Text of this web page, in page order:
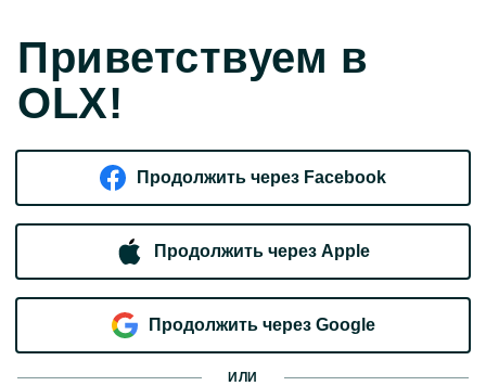
Приветствуем в
OLX!
Продолжить через Facebook
Продолжить через Apple
Продолжить через Google
ИЛИ